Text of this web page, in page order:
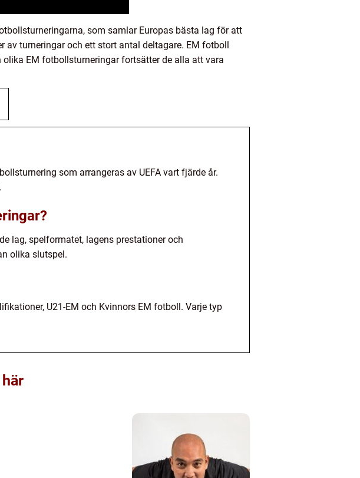
som samlar Europas bästa lag för att
turneringar och ett stort antal deltagare. EM fotboll
EM fotbollsturneringar fortsätter de alla att vara
som arrangeras av UEFA vart fjärde år.
lag, spelformatet, lagens prestationer och
olika slutspel.
U21-EM och Kvinnors EM fotboll. Varje typ